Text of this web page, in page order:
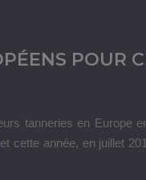
POUR
tanneries en Europe
et cette année, en juillet